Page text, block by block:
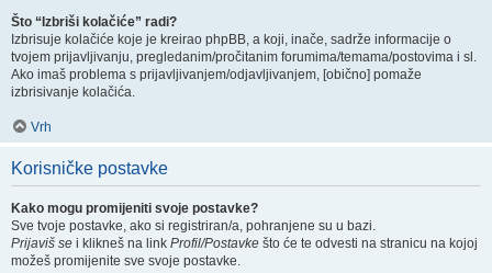
Što “Izbriši kolačiće” radi?
Izbrisuje kolačiće koje je kreirao phpBB, a koji, inače, sadrže informacije o
tvojem prijavljivanju, pregledanim/pročitanim forumima/temama/postovima i sl.
Ako imaš problema s prijavljivanjem/odjavljivanjem, [obično] pomaže
izbrisivanje kolačića.
Vrh
Korisničke postavke
Kako mogu promijeniti svoje postavke?
Sve tvoje postavke, ako si registriran/a, pohranjene su u bazi.
Prijaviš se i klikneš na link Profil/Postavke što će te odvesti na stranicu na kojoj
možeš promijenite sve svoje postavke.